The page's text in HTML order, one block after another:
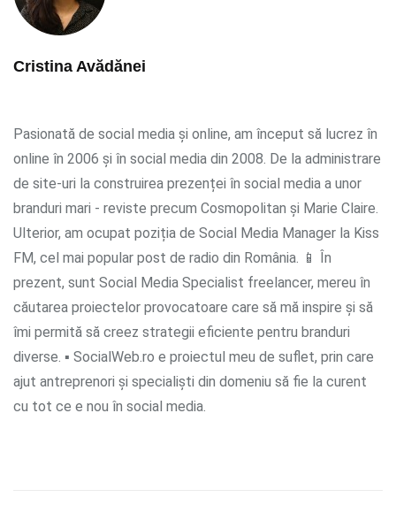
Cristina Avădănei
Pasionată de social media și online, am început să lucrez în
online în 2006 și în social media din 2008. De la administrare
de site-uri la construirea prezenței în social media a unor
branduri mari - reviste precum Cosmopolitan și Marie Claire.
Ulterior, am ocupat poziția de Social Media Manager la Kiss
FM, cel mai popular post de radio din România. 📱 În
prezent, sunt Social Media Specialist freelancer, mereu în
căutarea proiectelor provocatoare care să mă inspire și să
îmi permită să creez strategii eficiente pentru branduri
diverse. ▪ SocialWeb.ro e proiectul meu de suflet, prin care
ajut antreprenori și specialiști din domeniu să fie la curent
cu tot ce e nou în social media.